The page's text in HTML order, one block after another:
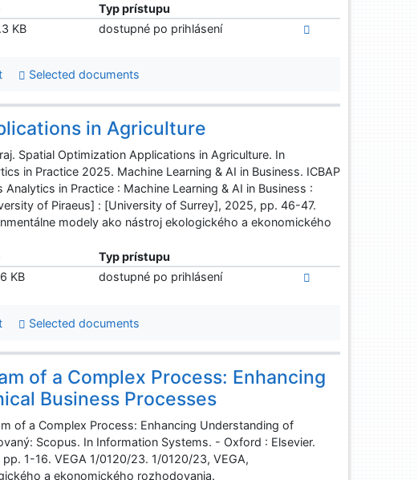
Typ prístupu
KB dostupné po prihlásení
Selected documents
in Agriculture
Spatial Optimization Applications in Agriculture. In
in Practice 2025. Machine Learning & AI in Business. ICBAP
in Practice : Machine Learning & AI in Business :
of Piraeus] : [University of Surrey], 2025, pp. 46-47.
modely ako nástroj ekologického a ekonomického
Typ prístupu
KB dostupné po prihlásení
Selected documents
of a Complex Process: Enhancing
Business Processes
of a Complex Process: Enhancing Understanding of
Scopus. In Information Systems. - Oxford : Elsevier.
1-16. VEGA 1/0120/23. 1/0120/23, VEGA,
a ekonomického rozhodovania.